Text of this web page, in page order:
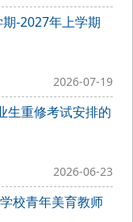
-2027年上学期
2026-07-19
生重修考试安排的
2026-06-23
校青年美育教师